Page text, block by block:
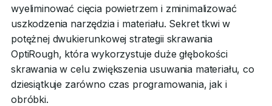
wyeliminować cięcia powietrzem i zminimalizować
uszkodzenia narzędzia i materiału. Sekret tkwi w
potężnej dwukierunkowej strategii skrawania
OptiRough, która wykorzystuje duże głębokości
skrawania w celu zwiększenia usuwania materiału, co
dziesiątkuje zarówno czas programowania, jak i
obróbki.